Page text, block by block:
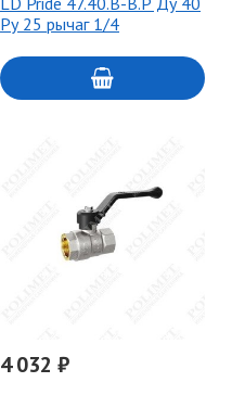
Ру 25 рычаг 1/4
4 032 ₽